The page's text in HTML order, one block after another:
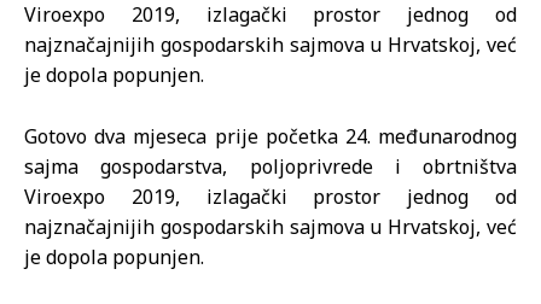
Viroexpo 2019, izlagački prostor jednog od
najznačajnijih gospodarskih sajmova u Hrvatskoj, već
je dopola popunjen.
Gotovo dva mjeseca prije početka 24. međunarodnog
sajma gospodarstva, poljoprivrede i obrtništva
Viroexpo 2019, izlagački prostor jednog od
najznačajnijih gospodarskih sajmova u Hrvatskoj, već
je dopola popunjen.